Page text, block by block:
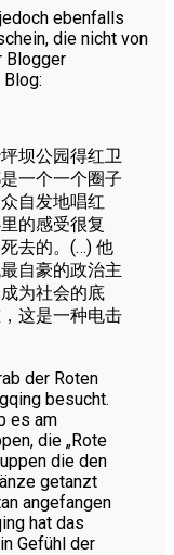
ebenfalls
die nicht von
Blogger
坝公园得红卫
一个一个圈子
自发地唱红
的感受很复
去的。(…) 他
自豪的政治主
为社会的底
这是一种电击
der Roten
besucht.
es am
die „Rote
die den
getanzt
angefangen
hat das
Gefühl der